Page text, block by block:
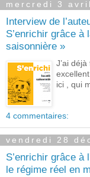
mercredi 3
Interview de
S’enrichir grâce à
saisonnière »
J’ai
ici , qui
4 commentaires:
vendredi 28
S’enrichir grâce à
le régime réel en